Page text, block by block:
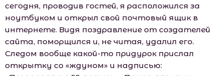
сегодня, проводив гостей, я расположился за
ноутбуком и открыл свой почтовый ящик в
интернете. Видя поздравление от создателей
сайта, поморщился и, не читая, удалил его.
Следом вообще какой-то придурок прислал
открытку со «ждуном» и надписью: